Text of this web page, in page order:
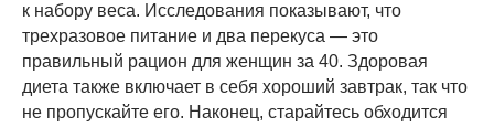
к набору веса. Исследования показывают, что
трехразовое питание и два перекуса — это
правильный рацион для женщин за 40. Здоровая
диета также включает в себя хороший завтрак, так что
не пропускайте его. Наконец, старайтесь обходится